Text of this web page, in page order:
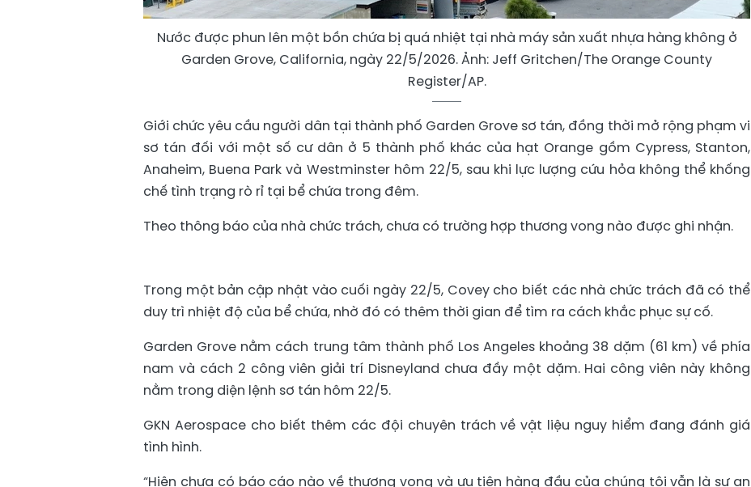
Nước được phun lên một bồn chứa bị quá nhiệt tại nhà máy sản xuất nhựa hàng không ở
Garden Grove, California, ngày 22/5/2026. Ảnh: Jeff Gritchen/The Orange County
Register/AP.
Giới chức yêu cầu người dân tại thành phố Garden Grove sơ tán, đồng thời mở rộng phạm vi
sơ tán đối với một số cư dân ở 5 thành phố khác của hạt Orange gồm Cypress, Stanton,
Anaheim, Buena Park và Westminster hôm 22/5, sau khi lực lượng cứu hỏa không thể khống
chế tình trạng rò rỉ tại bể chứa trong đêm.
Theo thông báo của nhà chức trách, chưa có trường hợp thương vong nào được ghi nhận.
Trong một bản cập nhật vào cuối ngày 22/5, Covey cho biết các nhà chức trách đã có thể
duy trì nhiệt độ của bể chứa, nhờ đó có thêm thời gian để tìm ra cách khắc phục sự cố.
Garden Grove nằm cách trung tâm thành phố Los Angeles khoảng 38 dặm (61 km) về phía
nam và cách 2 công viên giải trí Disneyland chưa đầy một dặm. Hai công viên này không
nằm trong diện lệnh sơ tán hôm 22/5.
GKN Aerospace cho biết thêm các đội chuyên trách về vật liệu nguy hiểm đang đánh giá
tình hình.
“Hiện chưa có báo cáo nào về thương vong và ưu tiên hàng đầu của chúng tôi vẫn là sự an